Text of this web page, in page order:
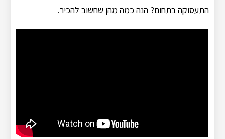
התעסוקה בתחום? הנה כמה מהן שחשוב להכיר.